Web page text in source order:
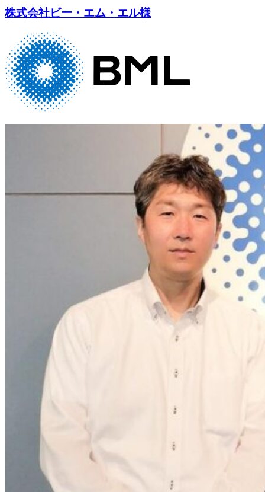
株式会社ビー・エム・エル様